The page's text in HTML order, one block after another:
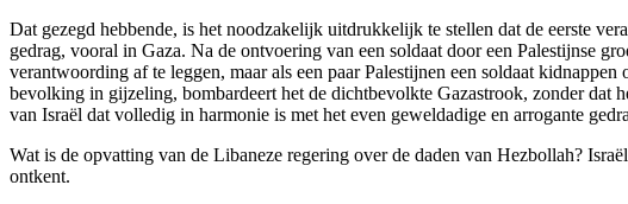
Dat gezegd hebbende, is het noodzakelijk uitdrukkelijk te stellen dat de eerste
gedrag, vooral in Gaza. Na de ontvoering van een soldaat door een Palestijnse
verantwoording af te leggen, maar als een paar Palestijnen een soldaat
bevolking in gijzeling, bombardeert het de dichtbevolkte Gazastrook, zonder dat
van Israël dat volledig in harmonie is met het even geweldadige en arrogante
Wat is de opvatting van de Libaneze regering over de daden van Hezbollah?
ontkent.